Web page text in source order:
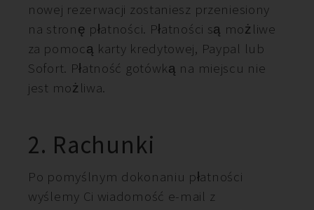
nowej rezerwacji zostaniesz przeniesiony
na stronę płatności. Płatności są możliwe
za pomocą karty kredytowej, Paypal lub
Sofort. Płatność gotówką na miejscu nie
jest możliwa.
2. Rachunki
Po pomyślnym dokonaniu płatności
wyślemy Ci wiadomość e-mail z